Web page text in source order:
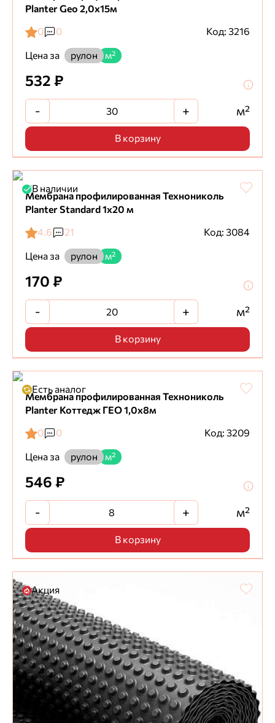
Planter Geo 2,0х15м
0
0
Код: 3216
Цена за
рулон м²
532 ₽
- + м²
В корзину
В наличии
Мембрана профилированная Технониколь
Planter Standard 1х20 м
4.6
21
Код: 3084
Цена за
рулон м²
170 ₽
- + м²
В корзину
Есть аналог
Мембрана профилированная Технониколь
Planter Коттедж ГЕО 1,0х8м
0
0
Код: 3209
Цена за
рулон м²
546 ₽
- + м²
В корзину
Акция